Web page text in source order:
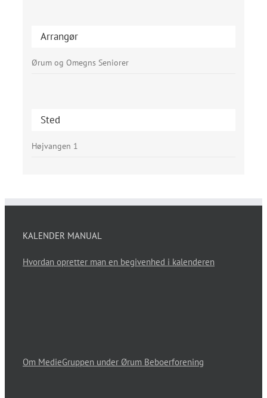
Arrangør
Ørum og Omegns Seniorer
Sted
Højvangen 1
KALENDER MANUAL
Hvordan opretter man en begivenhed i kalenderen
Om MedieGruppen under Ørum Beboerforening